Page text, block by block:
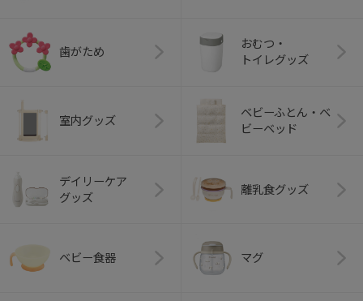
歯がため
おむつ・
トイレグッズ
室内グッズ
ベビーふとん・ベ
ビーベッド
デイリーケア
グッズ
離乳食グッズ
ベビー食器 マグ